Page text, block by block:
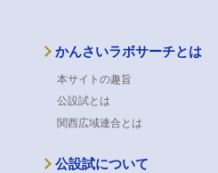
かんさいラボサーチとは
本サイトの趣旨
公設試とは
関西広域連合とは
公設試について